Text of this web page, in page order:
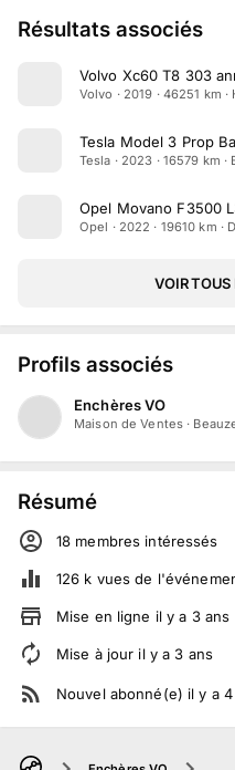
Résultats associés
Volvo Xc60 T8 303
Volvo · 2019 · 46251 km ·
Tesla Model 3 Prop
Tesla · 2023 · 16579 km
Opel Movano F3500
Opel · 2022 · 19610 km ·
VOIR TOUS
Profils associés
Enchères VO
Maison de Ventes ·
Résumé
18 membres intéressés
126 k vues de
Mise en ligne il y a 3 ans
Mise à jour il y a 3 ans
Nouvel abonné(e) il y a 4